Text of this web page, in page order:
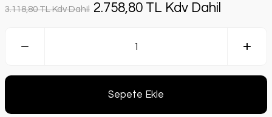
3.118,80 TL Kdv Dahil 2.758,80 TL Kdv Dahil
Sepete Ekle